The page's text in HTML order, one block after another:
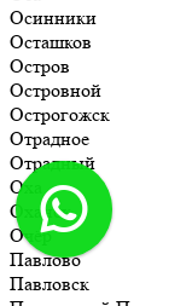
Осинники
Осташков
Остров
Островной
Острогожск
Отрадное
Отрадный
Оха
Оханск
Очёр
Павлово
Павловск